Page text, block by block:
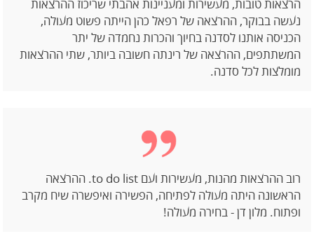
הרצאות טובות, מעשירות ומעניינות אהבתי שריכוז ההרצאות
נעשה בבוקר, ההרצאה של רפאל כהן הייתה פשוט מעולה,
הכניסה אותנו לסדנה בחיוך והכרות נחמדה של יתר
המשתתפים, ההרצאה של רינתה חשובה ביותר, שתי ההרצאות
מומלצות לכל סדנה.
רוב ההרצאות מהנות, מעשירות ועם to do list. ההרצאה
הראשונה היתה מעולה לפתיחה, הפשירה ואיפשרה שיח מקרב
ופתוח. מלון דן - בחירה מעולה!